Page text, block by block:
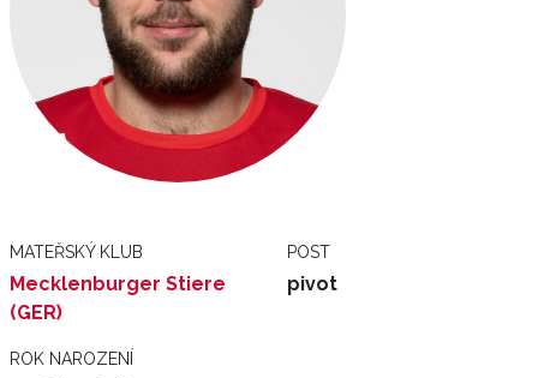
MATEŘSKÝ KLUB
Mecklenburger Stiere
(GER)
POST
pivot
ROK NAROZENÍ